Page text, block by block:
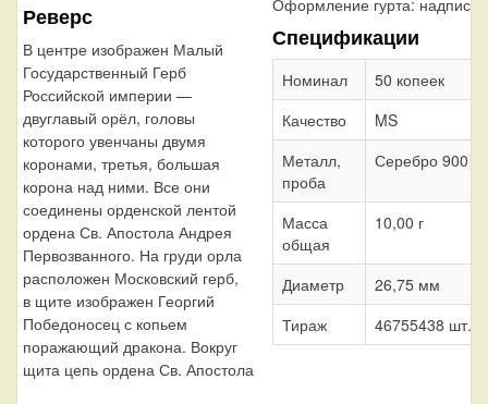
Реверс
В центре изображен Малый
Государственный Герб
Российской империи —
двуглавый орёл, головы
которого увенчаны двумя
коронами, третья, большая
корона над ними. Все они
соединены орденской лентой
ордена Св. Апостола Андрея
Первозванного. На груди орла
расположен Московский герб,
в щите изображен Георгий
Победоносец с копьем
поражающий дракона. Вокруг
щита цепь ордена Св. Апостола
Оформление гурта: надпись
Спецификации
Номинал
50 копеек
Качество
MS
Металл,
проба
Серебро 900
Масса
общая
10,00 г
Диаметр
26,75 мм
Тираж
46755438 шт.